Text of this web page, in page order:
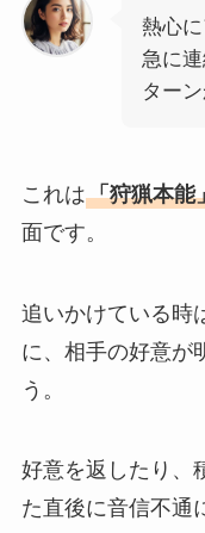
熱心
急に
ター
これは「狩猟本能
面です。
追いかけている時
に、相手の好意が
う。
好意を返したり、
た直後に音信不通